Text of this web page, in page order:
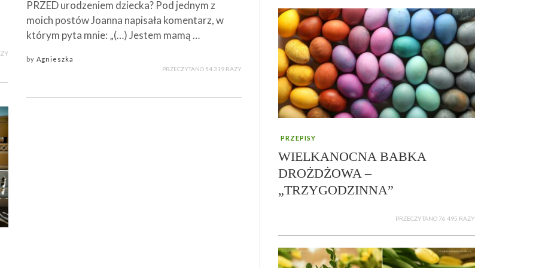
PRZED urodzeniem dziecka? Pod jednym z
moich postów Joanna napisała komentarz, w
którym pyta mnie: „(…) Jestem mamą …
by Agnieszka
PRZECZYTANO 54 319 RAZY
PRZEPISY
WIELKANOCNA BABKA
DROŻDŻOWA –
„TRZYGODZINNA”
PRZECZYTANO 76 495 RAZY